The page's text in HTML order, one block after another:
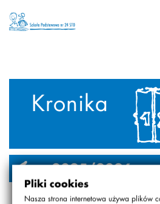
Pliki cookies
Nasza strona internetowa używa plików
Kronika
2025/2026